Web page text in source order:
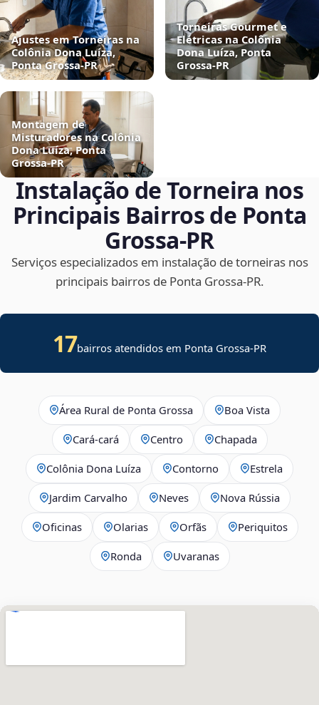
Ajustes em Torneiras na
Colônia Dona Luíza,
Ponta Grossa‑PR
Torneiras Gourmet e
Elétricas na Colônia
Dona Luíza, Ponta
Grossa‑PR
Montagem de
Misturadores na Colônia
Dona Luíza, Ponta
Grossa‑PR
Instalação de Torneira nos
Principais Bairros de Ponta
Grossa‑PR
Serviços especializados em instalação de torneiras nos
principais bairros de Ponta Grossa‑PR.
17bairros atendidos em Ponta Grossa-PR
Área Rural de Ponta Grossa Boa Vista
Cará-cará Centro Chapada
Colônia Dona Luíza Contorno Estrela
Jardim Carvalho Neves Nova Rússia
Oficinas Olarias Orfãs Periquitos
Ronda Uvaranas